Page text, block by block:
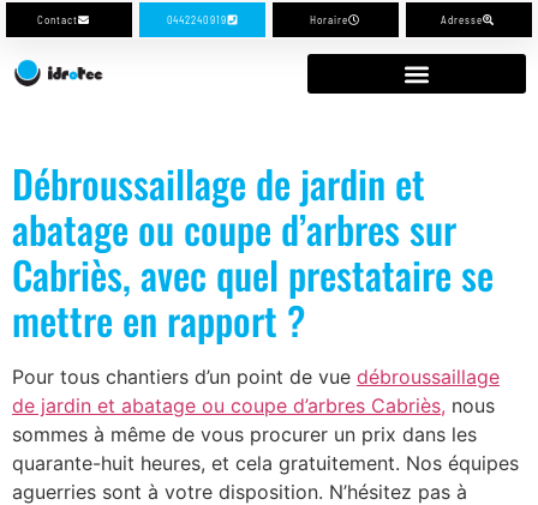
Contact 0442240919 Horaire Adresse
Débroussaillage de jardin et
abatage ou coupe d’arbres sur
Cabriès, avec quel prestataire se
mettre en rapport ?
Pour tous chantiers d’un point de vue débroussaillage
de jardin et abatage ou coupe d’arbres Cabriès, nous
sommes à même de vous procurer un prix dans les
quarante-huit heures, et cela gratuitement. Nos équipes
aguerries sont à votre disposition. N’hésitez pas à